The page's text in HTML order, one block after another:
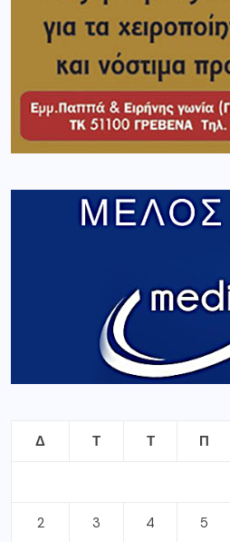
Δ Τ Τ Π
2 3 4 5